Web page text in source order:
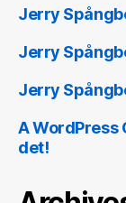
Jerry
Jerry
Jerry
A WordPress
det!